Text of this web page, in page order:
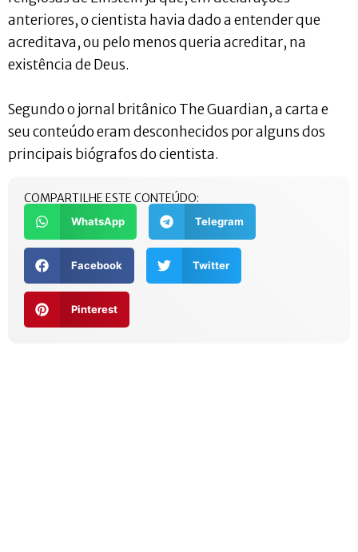
anteriores, o cientista havia dado a entender que
acreditava, ou pelo menos queria acreditar, na
existência de Deus.
Segundo o jornal britânico The Guardian, a carta e
seu conteúdo eram desconhecidos por alguns dos
principais biógrafos do cientista.
COMPARTILHE ESTE CONTEÚDO:
WhatsApp Telegram
Facebook Twitter
Pinterest